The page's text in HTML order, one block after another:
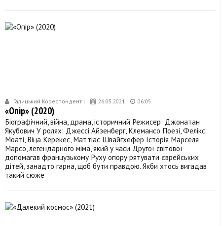
Галицький Кореспондент | 26.05.2021 06:05
«Опір» (2020)
Біографічний, війна, драма, історичний Режисер: Джонатан
Якубович У ролях: Джессі Айзенберг, Клемансо Поезі, Фелікс
Моаті, Віца Керекеc, Маттіас Швайгхефер Історія Марселя
Марсо, легендарного міма, який у часи Другої світової
допомагав французькому Руху опору рятувати єврейських
дітей, занадто гарна, щоб бути правдою. Якби хтось вигадав
такий сюже